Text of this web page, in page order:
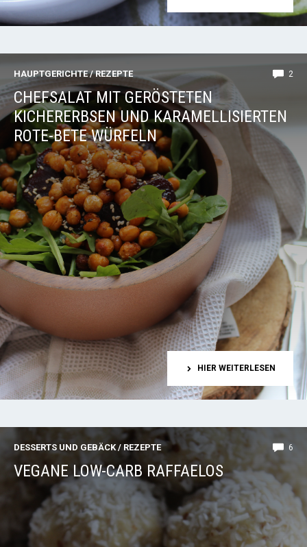
HAUPTGERICHTE/REZEPTE 2
CHEFSALAT MIT GERÖSTETEN
KICHERERBSEN UND KARAMELLISIERTEN
ROTE-BETE WÜRFELN
HIER WEITERLESEN
DESSERTS UND GEBÄCK/REZEPTE 6
VEGANE LOW-CARB RAFFAELOS